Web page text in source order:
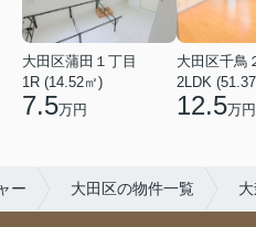
大田区蒲田１丁目
1R (14.52㎡)
7.5万円
大田区千鳥
2LDK
12.5万円
ー 大田区の物件一覧